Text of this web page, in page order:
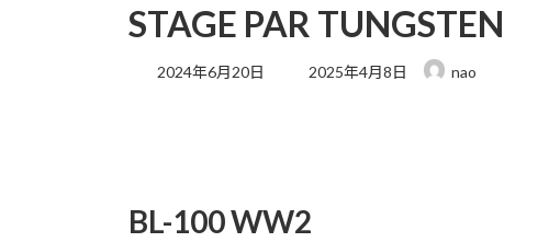
STAGE PAR TUNGSTEN
2024年6月20日
最
2025年4月8日 nao
BL-100 WW2